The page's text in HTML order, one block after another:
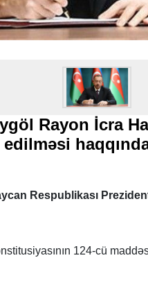
Rayon İcra
Respublikası
124-cü